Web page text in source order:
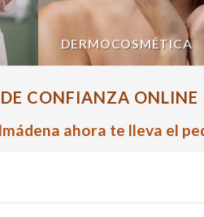
DERMOCOSMÉTICA
CONFIANZA ONLINE
ahora te lleva el